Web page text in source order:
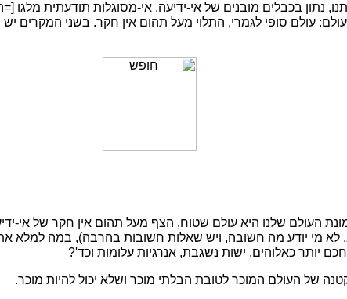
נתון בכבלים מובנים של אי-ידיעה, אי-מסוגלות תודעתית מלגו
עולם סופי לגמרי, התלוי מעל תהום אין חקר. בשני המקרים
העולם שלנו היא עולם שטוח, הצף מעל תהום אין חקר של אי-
מי יודע מה חשובה, ויש שאלות חשובות בהרבה), במה למלא
יותר כאלוהים, ישות נשגבת, אנרגיות עלומות וכד'?
של העולם המוכר לטובת הבלתי מוכר ושלא יכול להיות מוכר.